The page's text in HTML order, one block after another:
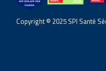
Copyright © 2025 SPI Santé